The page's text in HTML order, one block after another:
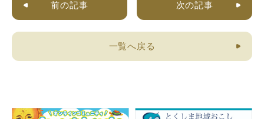
前の記事 次の記事
一覧へ戻る